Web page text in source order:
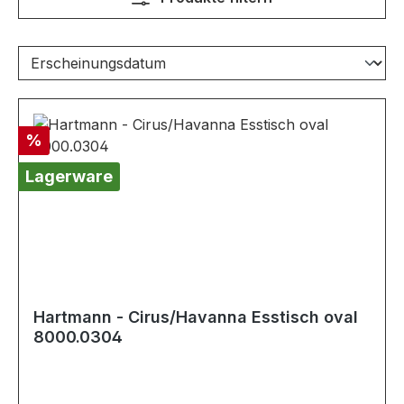
Rabatt
%
Lagerware
Hartmann - Cirus/Havanna Esstisch oval
8000.0304